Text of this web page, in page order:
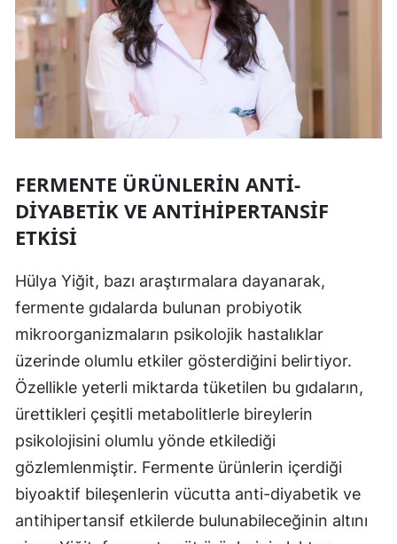
FERMENTE ÜRÜNLERIN ANTI-
DIYABETIK VE ANTIHIPERTANSIF
ETKISI
Hülya Yiğit, bazı araştırmalara dayanarak,
fermente gıdalarda bulunan probiyotik
mikroorganizmaların psikolojik hastalıklar
üzerinde olumlu etkiler gösterdiğini belirtiyor.
Özellikle yeterli miktarda tüketilen bu gıdaların,
ürettikleri çeşitli metabolitlerle bireylerin
psikolojisini olumlu yönde etkilediği
gözlemlenmiştir. Fermente ürünlerin içerdiği
biyoaktif bileşenlerin vücutta anti-diyabetik ve
antihipertansif etkilerde bulunabileceğinin altını